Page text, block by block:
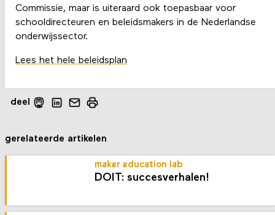
Commissie, maar is uiteraard ook toepasbaar voor
schooldirecteuren en beleidsmakers in de Nederlandse
onderwijssector.
Lees het hele beleidsplan
deel
gerelateerde artikelen
maker education lab
DOIT: succesverhalen!